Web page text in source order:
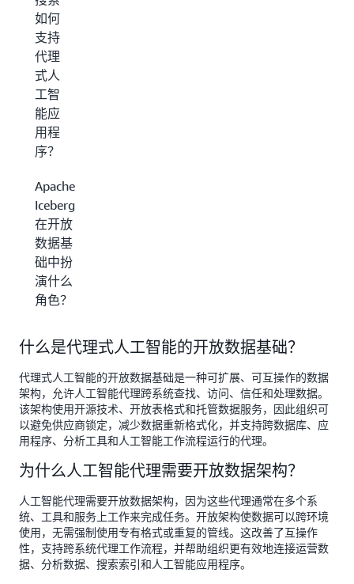
如何
支持
代理
式人
工智
能应
用程
序？
Apache
Iceberg
在开放
数据基
础中扮
演什么
角色？
什么是代理式人工智能的开放数据基础？
代理式人工智能的开放数据基础是一种可扩展、可互操作的数据
架构，允许人工智能代理跨系统查找、访问、信任和处理数据。
该架构使用开源技术、开放表格式和托管数据服务，因此组织可
以避免供应商锁定，减少数据重新格式化，并支持跨数据库、应
用程序、分析工具和人工智能工作流程运行的代理。
为什么人工智能代理需要开放数据架构？
人工智能代理需要开放数据架构，因为这些代理通常在多个系
统、工具和服务上工作来完成任务。开放架构使数据可以跨环境
使用，无需强制使用专有格式或重复的管线。这改善了互操作
性，支持跨系统代理工作流程，并帮助组织更有效地连接运营数
据、分析数据、搜索索引和人工智能应用程序。